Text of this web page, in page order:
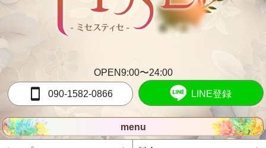
OPEN9:00〜24:00
090-1582-0866 LINE登録
menu